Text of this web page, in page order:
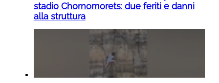
stadio Chornomorets: due feriti e danni
alla struttura